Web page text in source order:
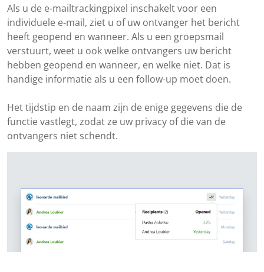
Als u de e-mailtrackingpixel inschakelt voor een
individuele e-mail, ziet u of uw ontvanger het bericht
heeft geopend en wanneer. Als u een groepsmail
verstuurt, weet u ook welke ontvangers uw bericht
hebben geopend en wanneer, en welke niet. Dat is
handige informatie als u een follow-up moet doen.
Het tijdstip en de naam zijn de enige gegevens die de
functie vastlegt, zodat ze uw privacy of die van de
ontvangers niet schendt.